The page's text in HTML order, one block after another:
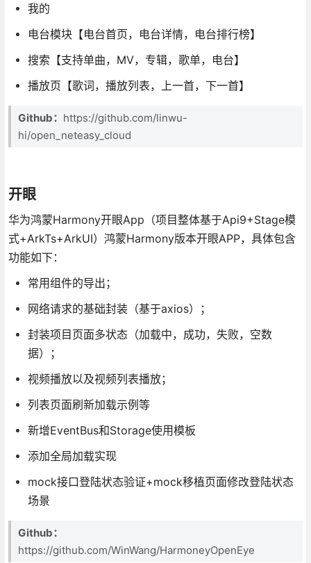
我的
电台模块【电台首页，电台详情，电台排行榜】
搜索【支持单曲，MV，专辑，歌单，电台】
播放页【歌词，播放列表，上一首，下一首】
Github： https://github.com/linwu-
hi/open_neteasy_cloud
开眼
华为鸿蒙Harmony开眼App（项目整体基于Api9+Stage模
式+ArkTs+ArkUI）鸿蒙Harmony版本开眼APP，具体包含
功能如下：
常用组件的导出；
网络请求的基础封装（基于axios）；
封装项目页面多状态（加载中，成功，失败，空数
据）；
视频播放以及视频列表播放；
列表页面刷新加载示例等
新增EventBus和Storage使用模板
添加全局加载实现
mock接口登陆状态验证+mock移植页面修改登陆状态
场景
Github：
https://github.com/WinWang/HarmoneyOpenEye